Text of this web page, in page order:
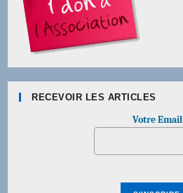
RECEVOIR LES ARTICLES
Votre Email